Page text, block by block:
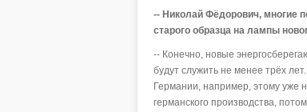
-- Николай Фёдорович, многие
старого образца на лампы
-- Конечно, новые
будут служить не менее трёх
Германии, например, этому уже
германского производства,